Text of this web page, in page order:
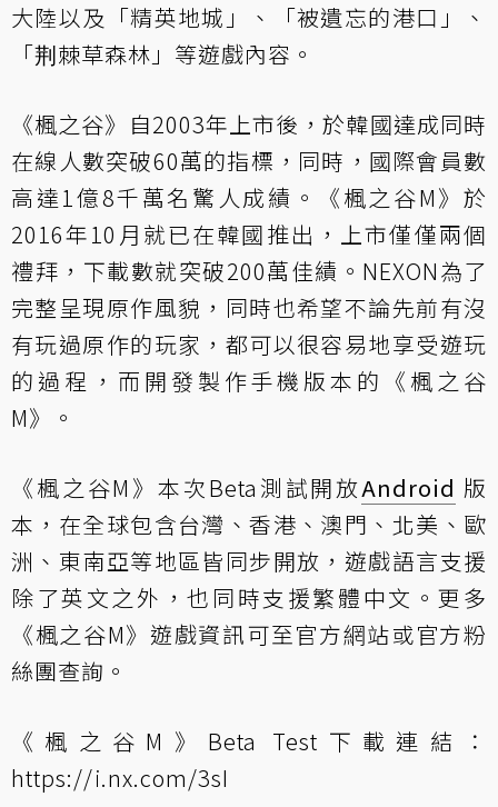
大陸以及「精英地城」、「被遺忘的港口」、
「荆棘草森林」等遊戲內容。
《楓之谷》自2003年上市後，於韓國達成同時
在線人數突破60萬的指標，同時，國際會員數
高達1億8千萬名驚人成績。《楓之谷M》於
2016年10月就已在韓國推出，上市僅僅兩個
禮拜，下載數就突破200萬佳績。NEXON為了
完整呈現原作風貌，同時也希望不論先前有沒
有玩過原作的玩家，都可以很容易地享受遊玩
的過程，而開發製作手機版本的《楓之谷
M》。
《楓之谷M》本次Beta測試開放Android 版
本，在全球包含台灣、香港、澳門、北美、歐
洲、東南亞等地區皆同步開放，遊戲語言支援
除了英文之外，也同時支援繁體中文。更多
《楓之谷M》遊戲資訊可至官方網站或官方粉
絲團查詢。
《楓之谷M》Beta Test下載連結：
https://i.nx.com/3sI